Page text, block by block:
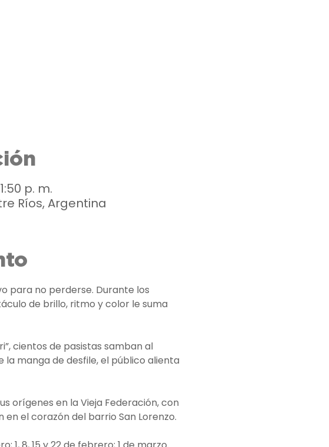
p. m.
Ríos, Argentina
para no perderse. Durante los
de brillo, ritmo y color le suma
cientos de pasistas samban al
la manga de desfile, el público alienta
orígenes en la Vieja Federación, con
el corazón del barrio San Lorenzo.